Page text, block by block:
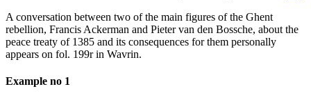
A conversation between two of the main figures of the Ghent
rebellion, Francis Ackerman and Pieter van den Bossche, about the
peace treaty of 1385 and its consequences for them personally
appears on fol. 199r in Wavrin.
Example no 1